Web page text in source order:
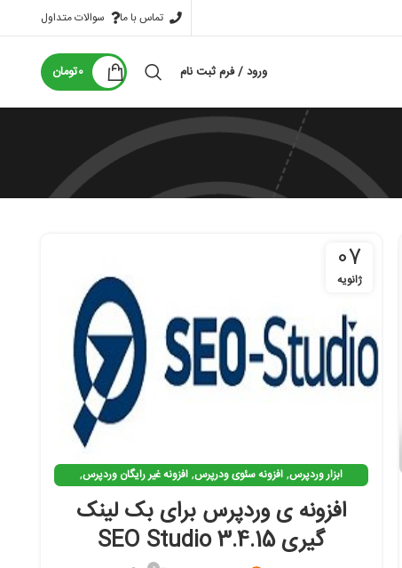
تماس با ما سوالات متداول
ورود / فرم ثبت نام 0تومان
07
ژانویه
ابزار وردپرس, افزونه سئوی ودرپرس, افزونه غیر رایگان وردپرس,
افزونه ی کاربردی وردپرس بک لینک گیری,
بهینه سازی وردپرس ,نرم افزار سئو
افزونه ی وردپرس برای بک لینک
گیری SEO Studio 3.4.15